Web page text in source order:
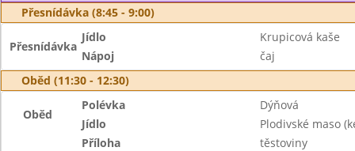
Přesnídávka (8:45 - 9:00)
Přesnídávka
Jídlo
Krupicová kaše
Nápoj
čaj
Oběd (11:30 - 12:30)
Oběd
Polévka
Dýňová
Jídlo
Plodivské maso
Příloha
těstoviny